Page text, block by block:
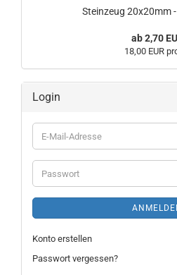
Steinzeug 20x20mm
ab 2,70
18,00 EUR
Login
E-
Mail-
Adresse
Passwort
Konto erstellen
Passwort vergessen?